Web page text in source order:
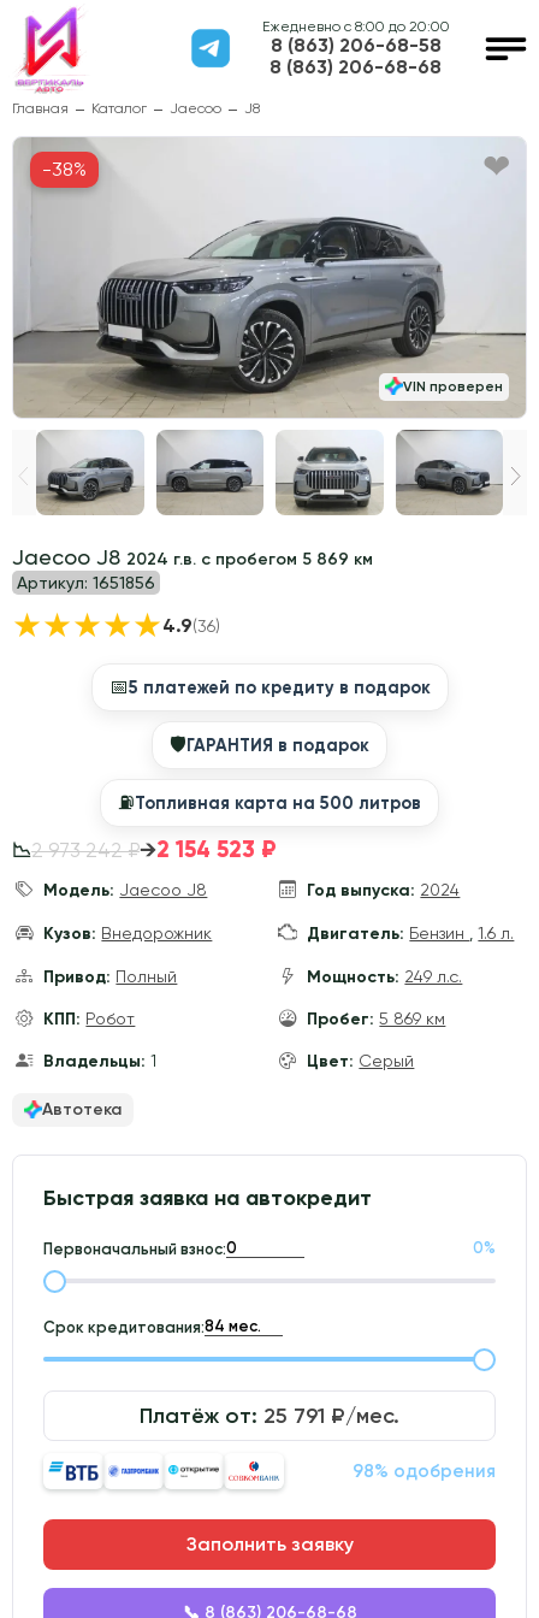
Ежедневно с 8:00 до 20:00
8 (863) 206-68-58
8 (863) 206-68-68
Главная Каталог Jaecoo J8
Jaecoo J8 2024 г.в. с пробегом 5 869 км
Артикул: 1651856
★★★★★4.9(36)
📅5 платежей по кредиту в подарок
🛡ГАРАНТИЯ в подарок
⛽️Топливная карта на 500 литров
📉2 973 242 ₽→2 154 523 ₽
Модель: Jaecoo J8 Год выпуска: 2024
Кузов: Внедорожник Двигатель: Бензин ,1.6 л.
Привод: Полный Мощность: 249 л.с.
КПП: Робот Пробег: 5 869 км
Владельцы: 1 Цвет: Серый
Автотека
Быстрая заявка на автокредит
Первоначальный взнос: 0%
Срок кредитования:
Платёж от: 25 791 ₽/мес.
98% одобрения
Заполнить заявку
📞 8 (863) 206-68-68
VIN проверен
-38%